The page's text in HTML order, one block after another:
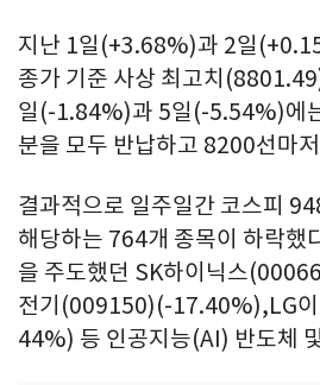
지난 1일(+3.68%)과 2일
종가 기준 사상 최고치
일(-1.84%)과 5일(-5.54%)에
분을 모두 반납하고 8200선마
결과적으로 일주일간 코스피
해당하는 764개 종목이 하락했
을 주도했던 SK하이닉스
전기(009150)(-17.40%),LG
44%) 등 인공지능(AI) 반도체